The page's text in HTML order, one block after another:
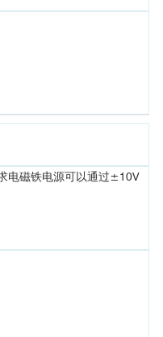
电磁铁电源可以通过±10V